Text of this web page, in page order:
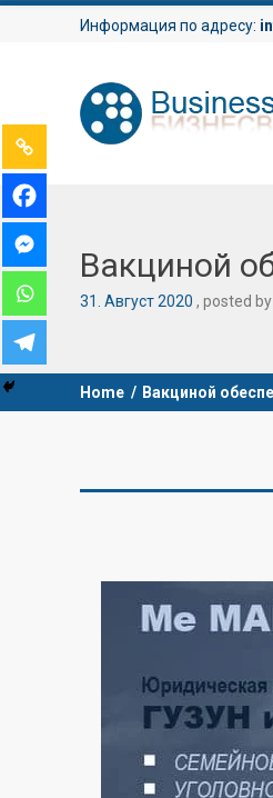
Информация по адресу:
Вакциной
31 Август2020 posted by
Home / Вакциной